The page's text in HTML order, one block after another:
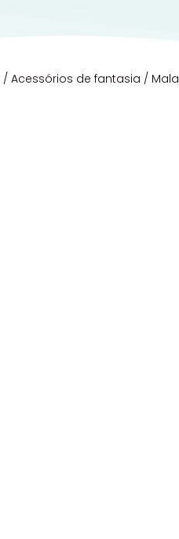
/ Acessórios de fantasia /